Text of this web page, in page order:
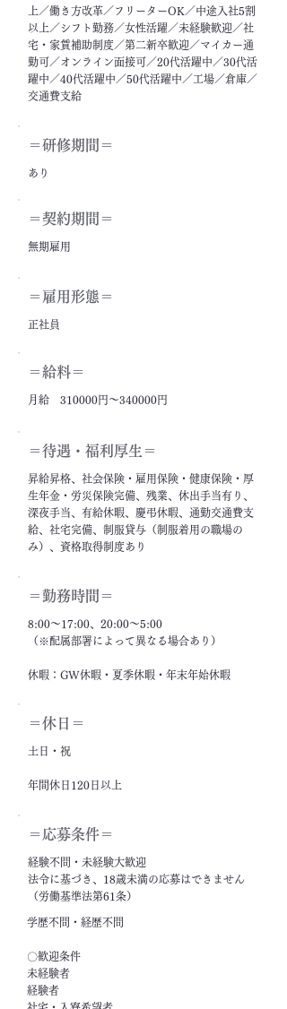
上／働き方改革／フリーターOK／中途入社5割
以上／シフト勤務／女性活躍／未経験歓迎／社
宅・家賃補助制度／第二新卒歓迎／マイカー通
勤可／オンライン面接可／20代活躍中／30代活
躍中／40代活躍中／50代活躍中／工場／倉庫／
交通費支給
＝​研修期間＝
あり
＝契約期間＝
無期雇用
＝雇用形態＝
正社員
＝給料＝
月給 310000円～340000円
＝​待遇・福利厚生＝
昇給昇格、社会保険・雇用保険・健康保険・厚
生年金・労災保険完備、残業、休出手当有り、
深夜手当、有給休暇、慶弔休暇、通勤交通費支
給、社宅完備、制服貸与（制服着用の職場の
み）、資格取得制度あり
＝勤務時間＝
8:00～17:00、20:00～5:00
（※配属部署によって異なる場合あり）
休暇：GW休暇・夏季休暇・年末年始休暇
＝休日＝
土日・祝
年間休日120日以上
＝応募条件＝
経験不問・未経験大歓迎
法令に基づき、18歳未満の応募はできません
（労働基準法第61条）
学歴不問・経歴不問
〇歓迎条件
未経験者
経験者